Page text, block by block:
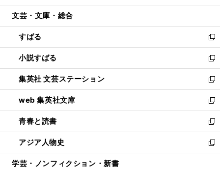
開
ウ
開
く
ン
ウ
で
開
く
ウ
ン
ド
ウ
で
開
く
文芸・文庫・総合
すばる
新
し
い
ウ
ィ
ン
ド
ウ
で
開
く
小説すばる
新
し
い
ウ
ィ
ン
ド
ウ
で
開
集英社 文芸ステーション
新
し
い
ウ
ィ
ン
ド
ウ
web 集英社文庫
新
し
い
ウ
ィ
ン
青春と読書
新
し
い
ウ
アジア人物史
新
し
学芸・ノンフィクション・新書